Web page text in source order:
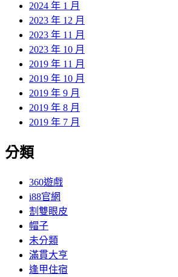
2024 年 1 月
2023 年 12 月
2023 年 11 月
2023 年 10 月
2019 年 11 月
2019 年 10 月
2019 年 9 月
2019 年 8 月
2019 年 7 月
分類
360遊戲
i88官網
割雙眼皮
帽子
未分類
滿貫大亨
逢甲住宿